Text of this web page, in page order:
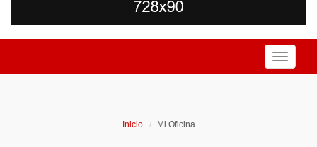
Toggle
Inicio Mi Oficina